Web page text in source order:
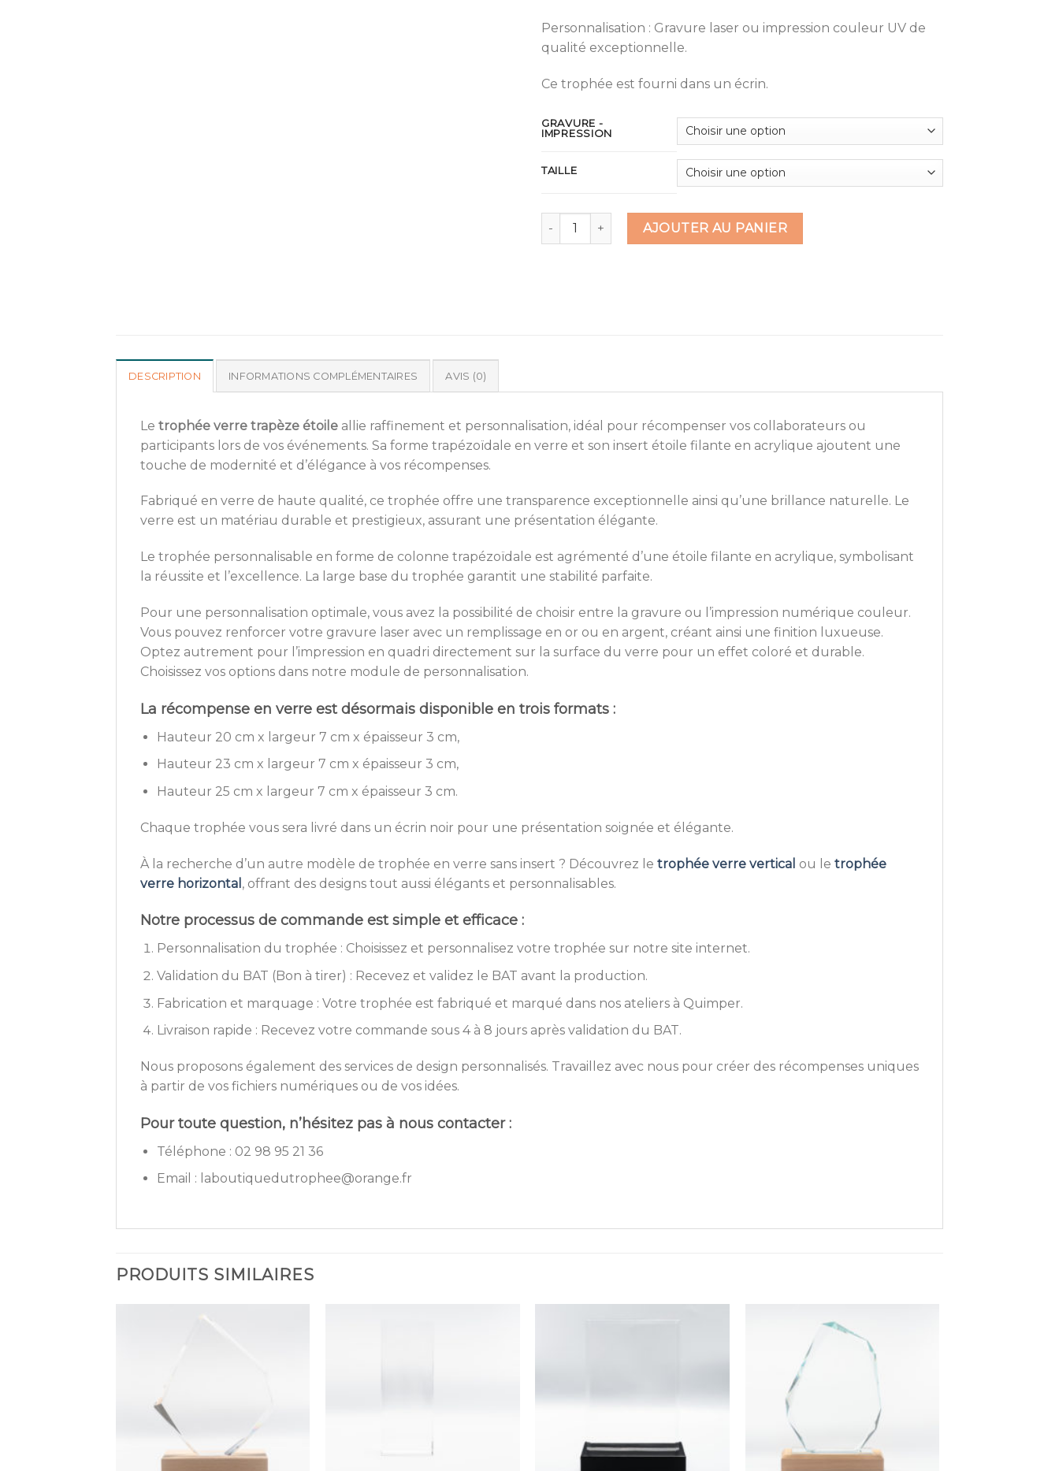
Personnalisation : Gravure laser ou impression couleur UV de
qualité exceptionnelle.
Ce trophée est fourni dans un écrin.
GRAVURE -
IMPRESSION
TAILLE
quantité de Trophée verre trapèze étoile
AJOUTER AU PANIER
DESCRIPTION INFORMATIONS COMPLÉMENTAIRES AVIS (0)
Le trophée verre trapèze étoile allie raffinement et personnalisation, idéal pour récompenser vos collaborateurs ou
participants lors de vos événements. Sa forme trapézoïdale en verre et son insert étoile filante en acrylique ajoutent une
touche de modernité et d’élégance à vos récompenses.
Fabriqué en verre de haute qualité, ce trophée offre une transparence exceptionnelle ainsi qu’une brillance naturelle. Le
verre est un matériau durable et prestigieux, assurant une présentation élégante.
Le trophée personnalisable en forme de colonne trapézoïdale est agrémenté d’une étoile filante en acrylique, symbolisant
la réussite et l’excellence. La large base du trophée garantit une stabilité parfaite.
Pour une personnalisation optimale, vous avez la possibilité de choisir entre la gravure ou l’impression numérique couleur.
Vous pouvez renforcer votre gravure laser avec un remplissage en or ou en argent, créant ainsi une finition luxueuse.
Optez autrement pour l’impression en quadri directement sur la surface du verre pour un effet coloré et durable.
Choisissez vos options dans notre module de personnalisation.
La récompense en verre est désormais disponible en trois formats :
Hauteur 20 cm x largeur 7 cm x épaisseur 3 cm,
Hauteur 23 cm x largeur 7 cm x épaisseur 3 cm,
Hauteur 25 cm x largeur 7 cm x épaisseur 3 cm.
Chaque trophée vous sera livré dans un écrin noir pour une présentation soignée et élégante.
À la recherche d’un autre modèle de trophée en verre sans insert ? Découvrez le trophée verre vertical ou le trophée
verre horizontal , offrant des designs tout aussi élégants et personnalisables.
Notre processus de commande est simple et efficace :
Personnalisation du trophée : Choisissez et personnalisez votre trophée sur notre site internet.
Validation du BAT (Bon à tirer) : Recevez et validez le BAT avant la production.
Fabrication et marquage : Votre trophée est fabriqué et marqué dans nos ateliers à Quimper.
Livraison rapide : Recevez votre commande sous 4 à 8 jours après validation du BAT.
Nous proposons également des services de design personnalisés. Travaillez avec nous pour créer des récompenses uniques
à partir de vos fichiers numériques ou de vos idées.
Pour toute question, n’hésitez pas à nous contacter :
Téléphone : 02 98 95 21 36
Email : laboutiquedutrophee@orange.fr
PRODUITS SIMILAIRES